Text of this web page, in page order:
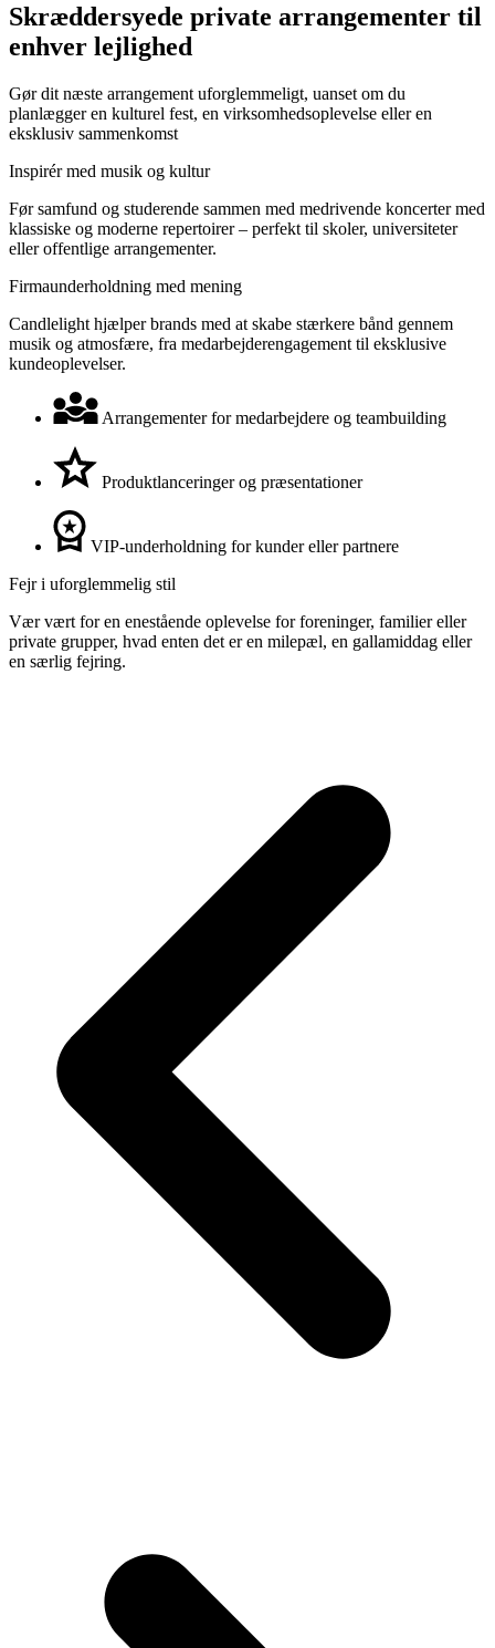
Skræddersyede private arrangementer til
enhver lejlighed
Gør dit næste arrangement uforglemmeligt, uanset om du
planlægger en kulturel fest, en virksomhedsoplevelse eller en
eksklusiv sammenkomst
Inspirér med musik og kultur
Før samfund og studerende sammen med medrivende koncerter med
klassiske og moderne repertoirer – perfekt til skoler, universiteter
eller offentlige arrangementer.
Firmaunderholdning med mening
Candlelight hjælper brands med at skabe stærkere bånd gennem
musik og atmosfære, fra medarbejderengagement til eksklusive
kundeoplevelser.
Arrangementer for medarbejdere og teambuilding
Produktlanceringer og præsentationer
VIP-underholdning for kunder eller partnere
Fejr i uforglemmelig stil
Vær vært for en enestående oplevelse for foreninger, familier eller
private grupper, hvad enten det er en milepæl, en gallamiddag eller
en særlig fejring.